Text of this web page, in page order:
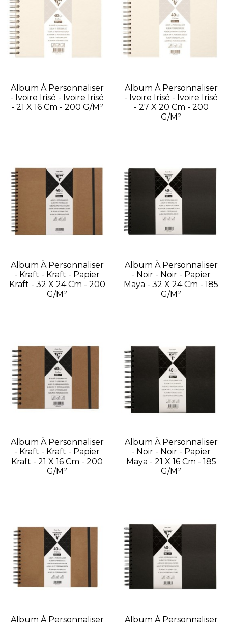
Album À Personnaliser
- Ivoire Irisé - Ivoire Irisé
- 21 X 16 Cm - 200 G/m²
Album À Personnaliser
- Ivoire Irisé - Ivoire Irisé
- 27 X 20 Cm - 200
G/m²
Album À Personnaliser
- Kraft - Kraft - Papier
Kraft - 32 X 24 Cm - 200
G/m²
Album À Personnaliser
- Noir - Noir - Papier
Maya - 32 X 24 Cm - 185
G/m²
Album À Personnaliser
- Kraft - Kraft - Papier
Kraft - 21 X 16 Cm - 200
G/m²
Album À Personnaliser
- Noir - Noir - Papier
Maya - 21 X 16 Cm - 185
G/m²
Album À Personnaliser
Album À Personnaliser